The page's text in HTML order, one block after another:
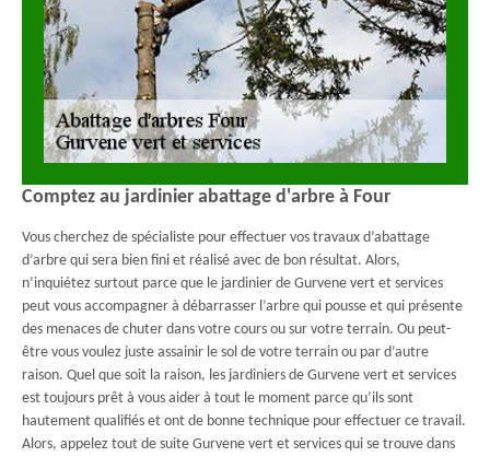
Comptez au jardinier abattage d'arbre à Four
Vous cherchez de spécialiste pour effectuer vos travaux d’abattage
d’arbre qui sera bien fini et réalisé avec de bon résultat. Alors,
n’inquiétez surtout parce que le jardinier de Gurvene vert et services
peut vous accompagner à débarrasser l’arbre qui pousse et qui présente
des menaces de chuter dans votre cours ou sur votre terrain. Ou peut-
être vous voulez juste assainir le sol de votre terrain ou par d’autre
raison. Quel que soit la raison, les jardiniers de Gurvene vert et services
est toujours prêt à vous aider à tout le moment parce qu’ils sont
hautement qualifiés et ont de bonne technique pour effectuer ce travail.
Alors, appelez tout de suite Gurvene vert et services qui se trouve dans